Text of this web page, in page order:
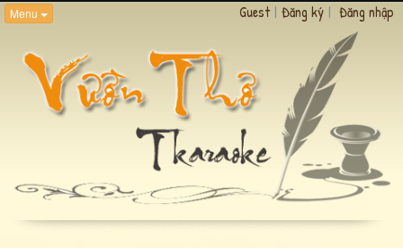
Menu Guest | Đăng ký | Đăng nhập